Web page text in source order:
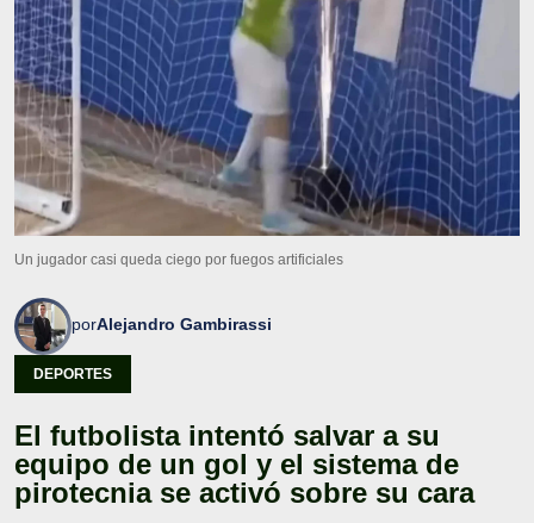
Un jugador casi queda ciego por fuegos artificiales
porAlejandro Gambirassi
DEPORTES
El futbolista intentó salvar a su
equipo de un gol y el sistema de
pirotecnia se activó sobre su cara